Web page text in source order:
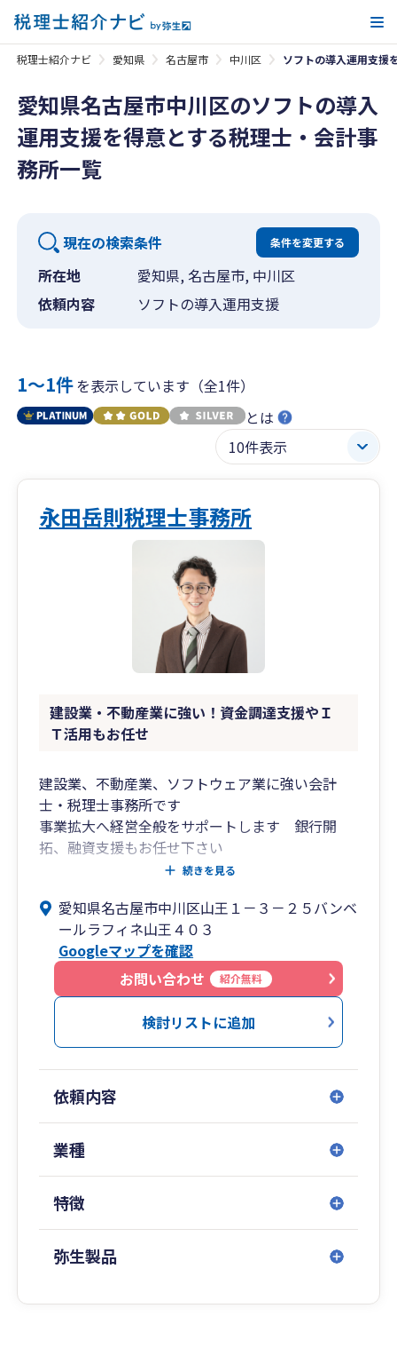
税理士紹介ナビ 愛知県 名古屋市 中川区 ソフトの導入運用支援
愛知県名古屋市中川区のソフトの導入
運用支援を得意とする税理士・会計事
務所一覧
現在の検索条件 条件を変更する
所在地
愛知県, 名古屋市, 中川区
依頼内容
ソフトの導入運用支援
1〜1件を表示しています（全1件）
とは
永田岳則税理士事務所
建設業・不動産業に強い！資金調達支援やＩ
Ｔ活用もお任せ
建設業、不動産業、ソフトウェア業に強い会計
士・税理士事務所です
事業拡大へ経営全般をサポートします 銀行開
拓、融資支援もお任せ下さい
代表自身が不動産投資を営んでいることもあり、
金融機関からの融資付けのための事業計画書の作
成など、不動産投資に関する幅広いご相談を承っ
ております。
建設業、不動産業の各種基幹システム導入や、経
費システムの導入などもユーザー目線で相談乗り
建設業の事業年度終了報告も安価に承ります
自社経理をされている会社さんには、月次決算の
高度化、早期化のサポートします
続きを見る
愛知県名古屋市中川区山王１－３－２５バンベ
ールラフィネ山王４０３
Googleマップを確認
お問い合わせ
紹介無料
検討リストに追加
依頼内容
業種
特徴
弥生製品